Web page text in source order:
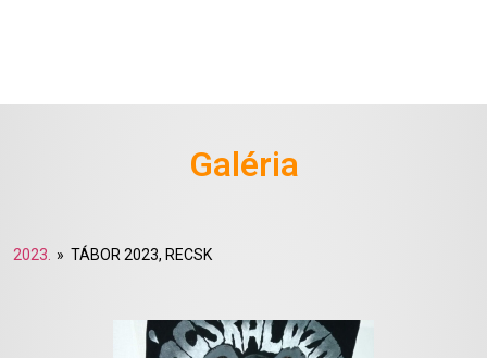
Galéria
2023. » TÁBOR 2023, RECSK